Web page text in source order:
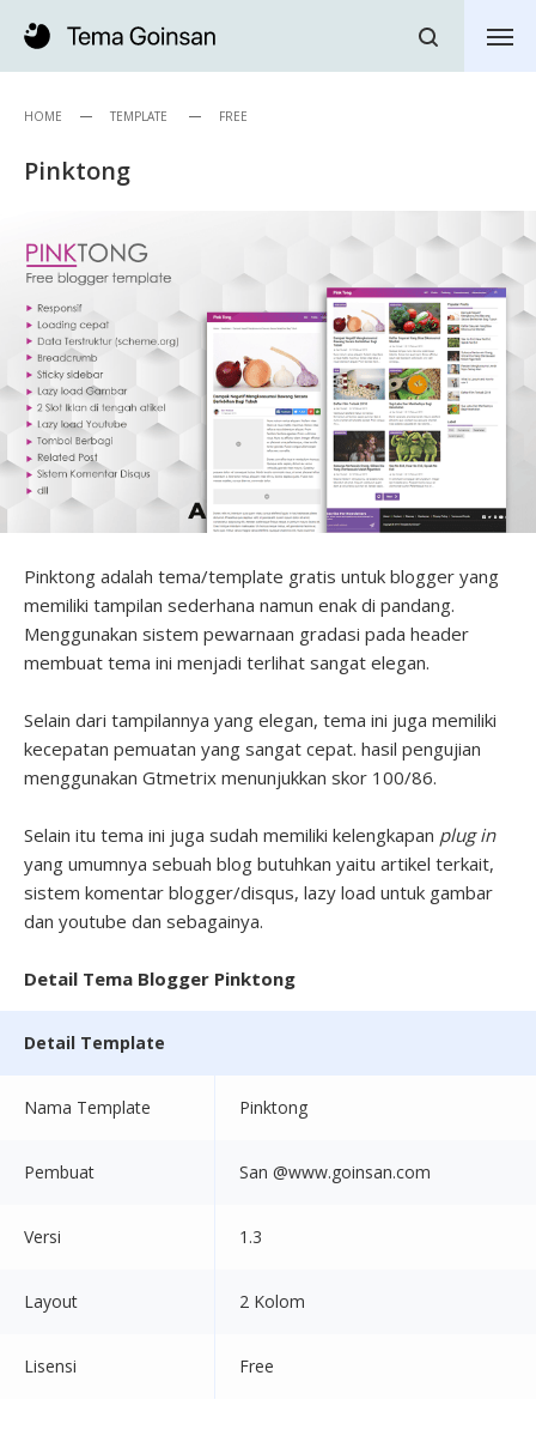
HOME TEMPLATE FREE
Pinktong
Pinktong adalah tema/template gratis untuk blogger yang
memiliki tampilan sederhana namun enak di pandang.
Menggunakan sistem pewarnaan gradasi pada header
membuat tema ini menjadi terlihat sangat elegan.
Selain dari tampilannya yang elegan, tema ini juga memiliki
kecepatan pemuatan yang sangat cepat. hasil pengujian
menggunakan Gtmetrix menunjukkan skor 100/86.
Selain itu tema ini juga sudah memiliki kelengkapan plug in
yang umumnya sebuah blog butuhkan yaitu artikel terkait,
sistem komentar blogger/disqus, lazy load untuk gambar
dan youtube dan sebagainya.
Detail Tema Blogger Pinktong
Detail Template
Nama Template Pinktong
Pembuat San @www.goinsan.com
Versi 1.3
Layout 2 Kolom
Lisensi Free